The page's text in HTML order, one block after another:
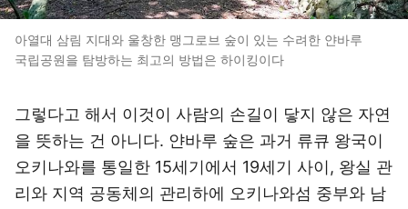
아열대 삼림 지대와 울창한 맹그로브 숲이 있는 수려한 얀바루
국립공원을 탐방하는 최고의 방법은 하이킹이다
그렇다고 해서 이것이 사람의 손길이 닿지 않은 자연
을 뜻하는 건 아니다. 얀바루 숲은 과거 류큐 왕국이
오키나와를 통일한 15세기에서 19세기 사이, 왕실 관
리와 지역 공동체의 관리하에 오키나와섬 중부와 남